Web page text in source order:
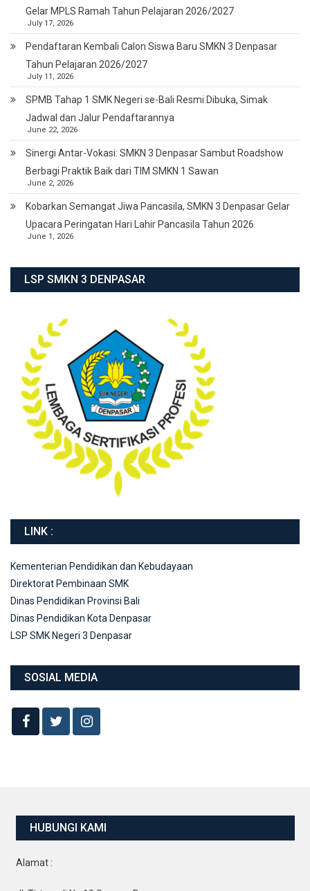
Gelar MPLS Ramah Tahun Pelajaran 2026/2027
July 17, 2026
Pendaftaran Kembali Calon Siswa Baru SMKN 3 Denpasar
Tahun Pelajaran 2026/2027
July 11, 2026
SPMB Tahap 1 SMK Negeri se-Bali Resmi Dibuka, Simak
Jadwal dan Jalur Pendaftarannya
June 22, 2026
Sinergi Antar-Vokasi: SMKN 3 Denpasar Sambut Roadshow
Berbagi Praktik Baik dari TIM SMKN 1 Sawan
June 2, 2026
Kobarkan Semangat Jiwa Pancasila, SMKN 3 Denpasar Gelar
Upacara Peringatan Hari Lahir Pancasila Tahun 2026
June 1, 2026
LSP SMKN 3 DENPASAR
LINK :
Kementerian Pendidikan dan Kebudayaan
Direktorat Pembinaan SMK
Dinas Pendidikan Provinsi Bali
Dinas Pendidikan Kota Denpasar
LSP SMK Negeri 3 Denpasar
SOSIAL MEDIA
HUBUNGI KAMI
Alamat :